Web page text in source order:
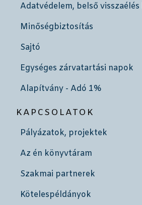
Adatvédelem, belső
Minőségbiztosítás
Sajtó
Egységes zárvatartási napok
Alapítvány - Adó 1%
KAPCSOLATOK
Pályázatok, projektek
Az én könyvtáram
Szakmai partnerek
Kötelespéldányok